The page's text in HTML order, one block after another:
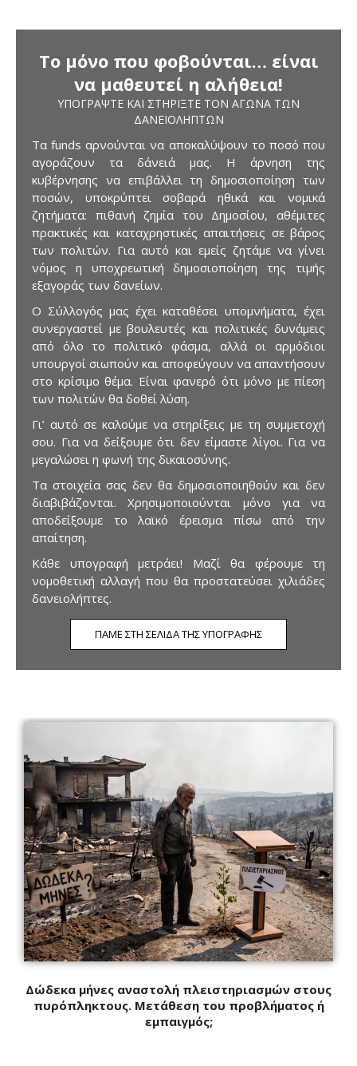
Το μόνο που φοβούνται… είναι
να μαθευτεί η αλήθεια!
ΥΠΟΓΡΆΨΤΕ ΚΑΙ ΣΤΗΡΊΞΤΕ ΤΟΝ ΑΓΏΝΑ ΤΩΝ
ΔΑΝΕΙΟΛΗΠΤΏΝ
Τα funds αρνούνται να αποκαλύψουν το ποσό που
αγοράζουν τα δάνειά μας. Η άρνηση της
κυβέρνησης να επιβάλλει τη δημοσιοποίηση των
ποσών, υποκρύπτει σοβαρά ηθικά και νομικά
ζητήματα: πιθανή ζημία του Δημοσίου, αθέμιτες
πρακτικές και καταχρηστικές απαιτήσεις σε βάρος
των πολιτών. Για αυτό και εμείς ζητάμε να γίνει
νόμος η υποχρεωτική δημοσιοποίηση της τιμής
εξαγοράς των δανείων.
Ο Σύλλογός μας έχει καταθέσει υπομνήματα, έχει
συνεργαστεί με βουλευτές και πολιτικές δυνάμεις
από όλο το πολιτικό φάσμα, αλλά οι αρμόδιοι
υπουργοί σιωπούν και αποφεύγουν να απαντήσουν
στο κρίσιμο θέμα. Είναι φανερό ότι μόνο με πίεση
των πολιτών θα δοθεί λύση.
Γι’ αυτό σε καλούμε να στηρίξεις με τη συμμετοχή
σου. Για να δείξουμε ότι δεν είμαστε λίγοι. Για να
μεγαλώσει η φωνή της δικαιοσύνης.
Τα στοιχεία σας δεν θα δημοσιοποιηθούν και δεν
διαβιβάζονται. Χρησιμοποιούνται μόνο για να
αποδείξουμε το λαϊκό έρεισμα πίσω από την
απαίτηση.
Κάθε υπογραφή μετράει! Μαζί θα φέρουμε τη
νομοθετική αλλαγή που θα προστατεύσει χιλιάδες
δανειολήπτες.
ΠΆΜΕ ΣΤΗ ΣΕΛΊΔΑ ΤΗΣ ΥΠΟΓΡΑΦΉΣ
Δώδεκα μήνες αναστολή πλειστηριασμών στους
πυρόπληκτους. Μετάθεση του προβλήματος ή
εμπαιγμός;